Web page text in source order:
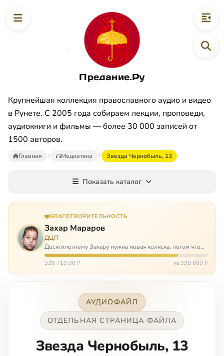
Предание.Ру
Крупнейшая коллекция православного аудио и видео
в Рунете. С 2005 года собираем лекции, проповеди,
аудиокниги и фильмы — более 30 000 записей от
1500 авторов.
Главная Медиатека Звезда Чернобыль, 13
Показать каталог
БЛАГОТВОРИТЕЛЬНОСТЬ
Захар Мараров
ДЦП
Десятилетнему Захару нужна новая коляска, потом что
старая сломалась. А без коляски он не сможет не только
просто выходить из дома, но и продолжать лечение в
326 719,06 ₽ из 398 600 ₽
АУДИОФАЙЛ
ОТДЕЛЬНАЯ СТРАНИЦА ФАЙЛА
Звезда Чернобыль, 13